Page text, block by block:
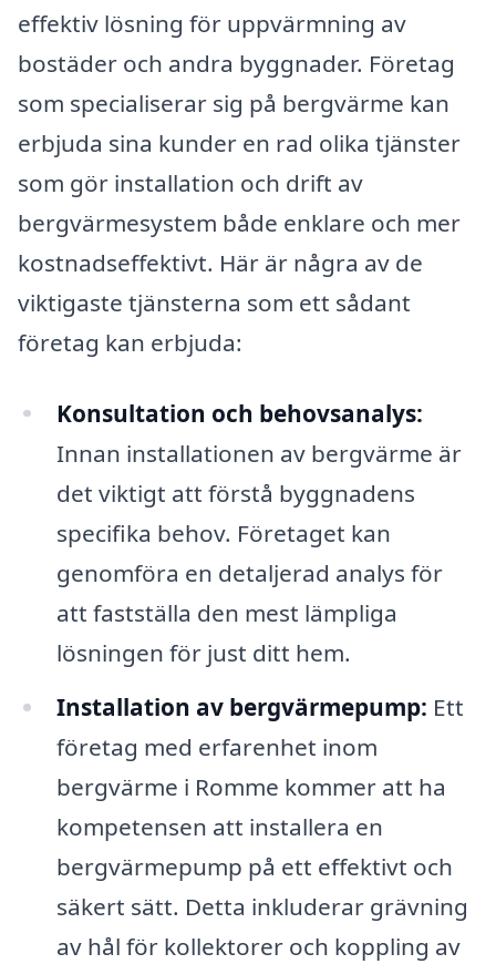
effektiv lösning för uppvärmning av
bostäder och andra byggnader. Företag
som specialiserar sig på bergvärme kan
erbjuda sina kunder en rad olika tjänster
som gör installation och drift av
bergvärmesystem både enklare och mer
kostnadseffektivt. Här är några av de
viktigaste tjänsterna som ett sådant
företag kan erbjuda:
Konsultation och behovsanalys:
Innan installationen av bergvärme är
det viktigt att förstå byggnadens
specifika behov. Företaget kan
genomföra en detaljerad analys för
att fastställa den mest lämpliga
lösningen för just ditt hem.
Installation av bergvärmepump: Ett
företag med erfarenhet inom
bergvärme i Romme kommer att ha
kompetensen att installera en
bergvärmepump på ett effektivt och
säkert sätt. Detta inkluderar grävning
av hål för kollektorer och koppling av